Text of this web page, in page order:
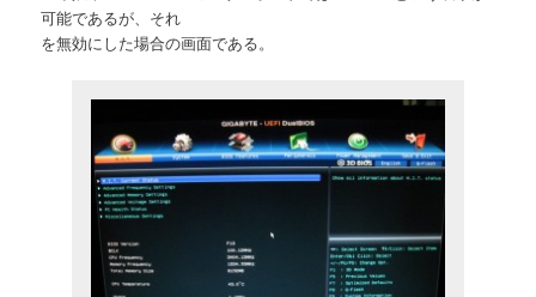
可能であるが、それ
を無効にした場合の画面である。